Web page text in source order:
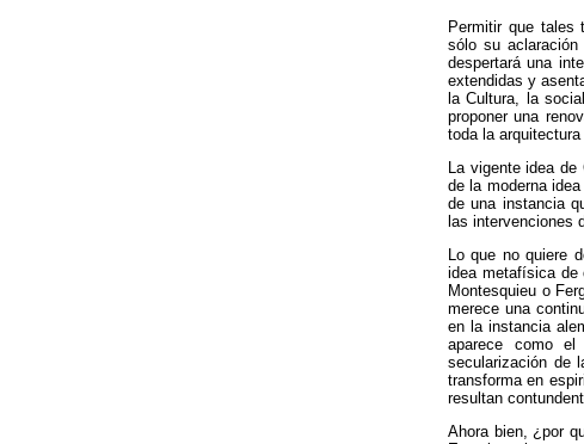
Permitir que tales
sólo su
despertará una
extendidas y
la Cultura, la
proponer una
toda la
La vigente idea
de la moderna
de una instancia
las intervenciones
Lo que no quiere
idea metafísica de
Montesquieu o
merece una
en la instancia
aparece como
secularización de
transforma en
resultan
Ahora bien, ¿por